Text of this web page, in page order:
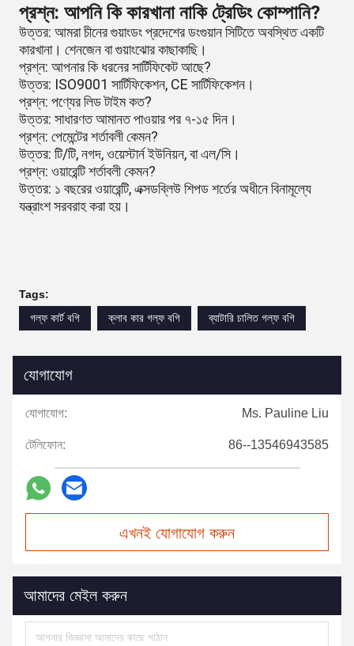
প্রশ্ন: আপনি কি কারখানা নাকি ট্রেডিং কোম্পানি?
উত্তর: আমরা চীনের গুয়াংডং প্রদেশের ডংগুয়ান সিটিতে অবস্থিত একটি
কারখানা। শেনজেন বা গুয়াংঝোর কাছাকাছি।
প্রশ্ন: আপনার কি ধরনের সার্টিফিকেট আছে?
উত্তর: ISO9001 সার্টিফিকেশন, CE সার্টিফিকেশন।
প্রশ্ন: পণ্যের লিড টাইম কত?
উত্তর: সাধারণত আমানত পাওয়ার পর ৭-১৫ দিন।
প্রশ্ন: পেমেন্টের শর্তাবলী কেমন?
উত্তর: টি/টি, নগদ, ওয়েস্টার্ন ইউনিয়ন, বা এল/সি।
প্রশ্ন: ওয়ারেন্টি শর্তাবলী কেমন?
উত্তর: ১ বছরের ওয়ারেন্টি, এক্সডব্লিউ শিপড শর্তের অধীনে বিনামূল্যে
যন্ত্রাংশ সরবরাহ করা হয়।
Tags:
গল্ফ কার্ট বগি
ক্লাব কার গল্ফ বগি ব্যাটারি চালিত গল্ফ বগি
যোগাযোগ
যোগাযোগ: Ms. Pauline Liu
টেলিফোন: 86--13546943585
এখনই যোগাযোগ করুন
আমাদের মেইল করুন